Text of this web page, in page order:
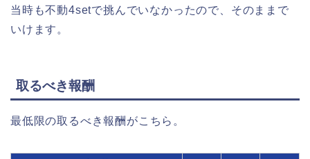
当時も不動4setで挑んでいなかったので、そのままで
いけます。
取るべき報酬
最低限の取るべき報酬がこちら。